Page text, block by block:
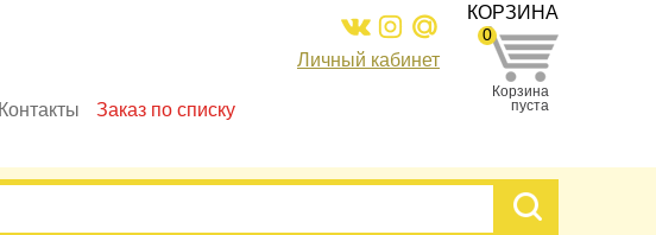
Личный кабинет
Контакты
Заказ по списку
КОРЗИНА
Корзина
пуста
0